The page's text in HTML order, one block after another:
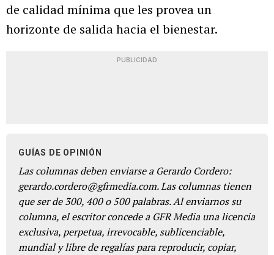
de calidad mínima que les provea un
horizonte de salida hacia el bienestar.
PUBLICIDAD
GUÍAS DE OPINIÓN
Las columnas deben enviarse a Gerardo Cordero:
gerardo.cordero@gfrmedia.com. Las columnas tienen
que ser de 300, 400 o 500 palabras. Al enviarnos su
columna, el escritor concede a GFR Media una licencia
exclusiva, perpetua, irrevocable, sublicenciable,
mundial y libre de regalías para reproducir, copiar,